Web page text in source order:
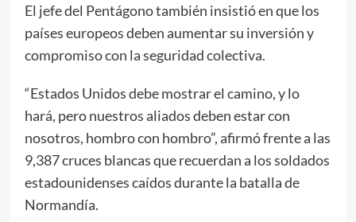
El jefe del Pentágono también insistió en que los
países europeos deben aumentar su inversión y
compromiso con la seguridad colectiva.
“Estados Unidos debe mostrar el camino, y lo
hará, pero nuestros aliados deben estar con
nosotros, hombro con hombro”, afirmó frente a las
9,387 cruces blancas que recuerdan a los soldados
estadounidenses caídos durante la batalla de
Normandía.